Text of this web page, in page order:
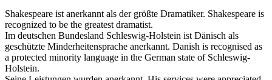
Shakespeare ist anerkannt als der größte Dramatiker. Shakespeare is
recognized to be the greatest dramatist.
Im deutschen Bundesland Schleswig-Holstein ist Dänisch als
geschützte Minderheitensprache anerkannt. Danish is recognised as
a protected minority language in the German state of Schleswig-
Holstein.